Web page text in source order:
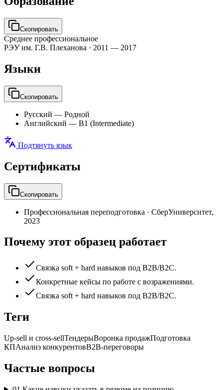
Скопировать
Среднее профессиональное
РЭУ им. Г.В. Плеханова · 2011 — 2017
Языки
Скопировать
Русский — Родной
Английский — B1 (Intermediate)
Подтянуть язык
Сертификаты
Скопировать
Профессиональная переподготовка · СберУниверситет,
2023
Почему этот образец работает
Связка soft + hard навыков под B2B/B2C.
Конкретные кейсы по работе с возражениями.
Связка soft + hard навыков под B2B/B2C.
Теги
Up-sell и cross-sellТендерыВоронка продажПодготовка
КПАнализ конкурентовB2B-переговоры
Частые вопросы